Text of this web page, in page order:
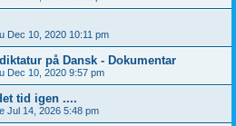
Dec 10, 2020 10:11 pm
på Dansk - Dokumentar
Dec 10, 2020 9:57 pm
tid igen ....
Jul 14, 2026 5:48 pm